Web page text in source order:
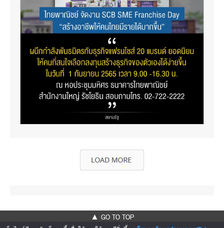
▲ GO TO TOP